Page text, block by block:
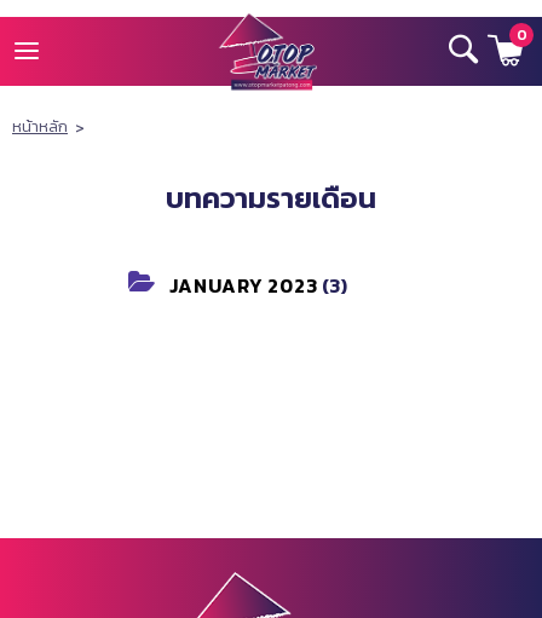
HOME
CONTACT US
0
หน้าหลัก >
บทความรายเดือน
JANUARY 2023 (3)